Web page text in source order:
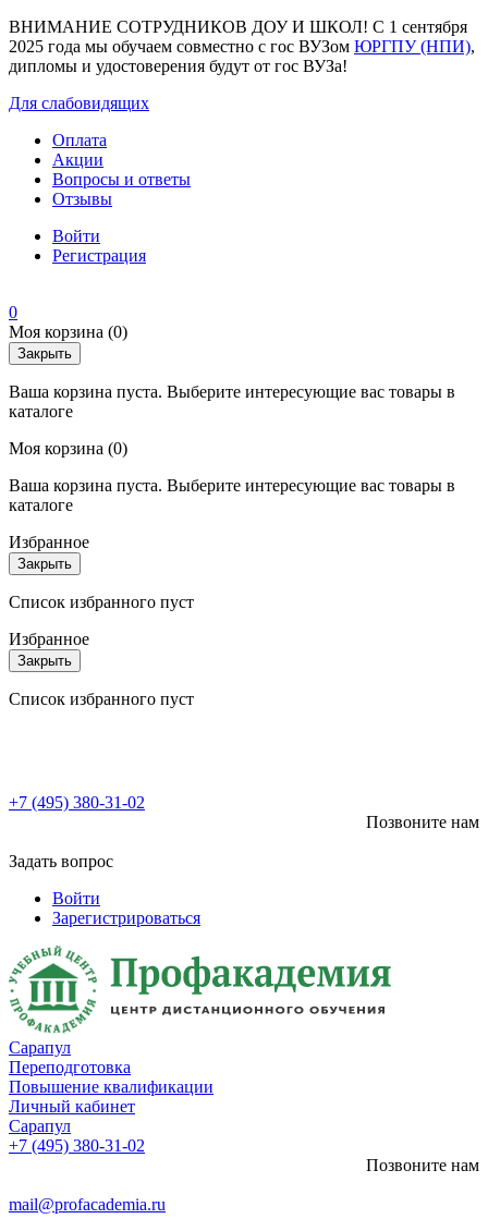
ВНИМАНИЕ СОТРУДНИКОВ ДОУ И ШКОЛ! С 1 сентября
2025 года мы обучаем совместно с гос ВУЗом ЮРГПУ (НПИ),
дипломы и удостоверения будут от гос ВУЗа!
Для слабовидящих
Оплата
Акции
Вопросы и ответы
Отзывы
Войти
Регистрация
0
Моя корзина (0)
Закрыть
Ваша корзина пуста. Выберите интересующие вас товары в
каталоге
Моя корзина (0)
Ваша корзина пуста. Выберите интересующие вас товары в
каталоге
Избранное
Закрыть
Список избранного пуст
Избранное
Закрыть
Список избранного пуст
+7 (495) 380-31-02
Позвоните нам
Задать вопрос
Войти
Зарегистрироваться
Сарапул
Переподготовка
Повышение квалификации
Личный кабинет
Сарапул
+7 (495) 380-31-02
Позвоните нам
mail@profacademia.ru